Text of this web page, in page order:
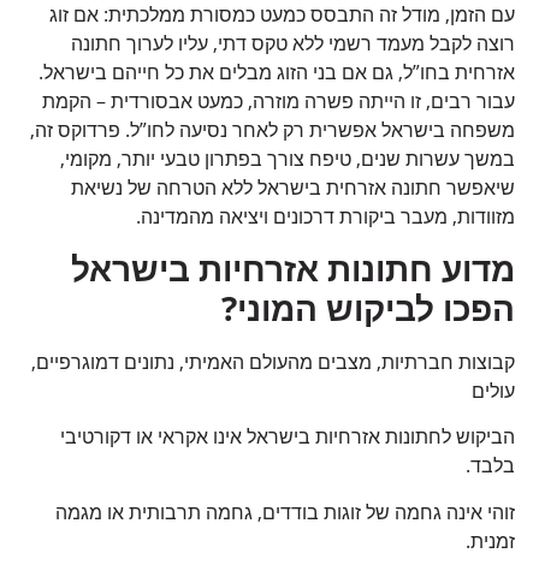
עם הזמן, מודל זה התבסס כמעט כמסורת ממלכתית: אם זוג
רוצה לקבל מעמד רשמי ללא טקס דתי, עליו לערוך חתונה
אזרחית בחו”ל, גם אם בני הזוג מבלים את כל חייהם בישראל.
עבור רבים, זו הייתה פשרה מוזרה, כמעט אבסורדית – הקמת
משפחה בישראל אפשרית רק לאחר נסיעה לחו”ל. פרדוקס זה,
במשך עשרות שנים, טיפח צורך בפתרון טבעי יותר, מקומי,
שיאפשר חתונה אזרחית בישראל ללא הטרחה של נשיאת
מזוודות, מעבר ביקורת דרכונים ויציאה מהמדינה.
מדוע חתונות אזרחיות בישראל
הפכו לביקוש המוני?
קבוצות חברתיות, מצבים מהעולם האמיתי, נתונים דמוגרפיים,
עולים
הביקוש לחתונות אזרחיות בישראל אינו אקראי או דקורטיבי
בלבד.
זוהי אינה גחמה של זוגות בודדים, גחמה תרבותית או מגמה
זמנית.